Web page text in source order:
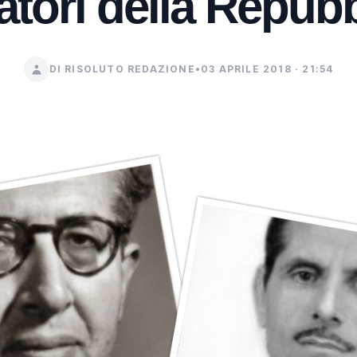
DI RISOLUTO REDAZIONE • 03 APRILE 2018 · 21:54